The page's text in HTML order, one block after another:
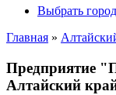
Выбрать город
Главная »
Предприятие
Алтайский